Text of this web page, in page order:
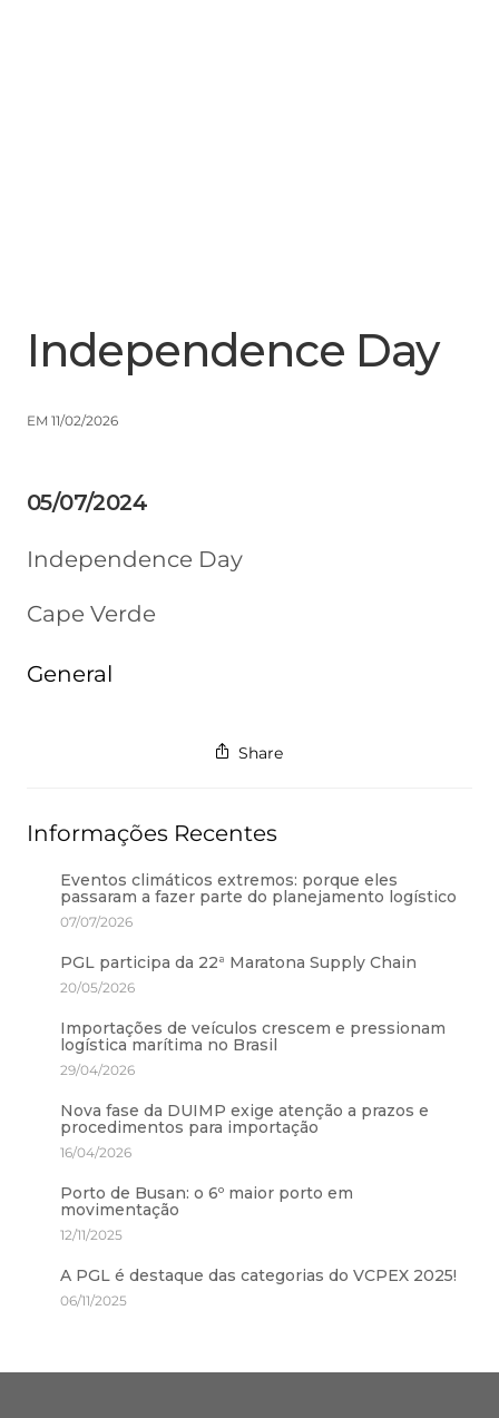
Independence Day
EM 11/02/2026
05/07/2024
Independence Day
Cape Verde
General
Share
Informações Recentes
Eventos climáticos extremos: porque eles
passaram a fazer parte do planejamento logístico
07/07/2026
PGL participa da 22ª Maratona Supply Chain
20/05/2026
Importações de veículos crescem e pressionam
logística marítima no Brasil
29/04/2026
Nova fase da DUIMP exige atenção a prazos e
procedimentos para importação
16/04/2026
Porto de Busan: o 6º maior porto em
movimentação
12/11/2025
A PGL é destaque das categorias do VCPEX 2025!
06/11/2025